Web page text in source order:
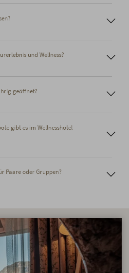
und Wellness?
geöffnet?
gibt es im Wellnesshotel
Paare oder Gruppen?